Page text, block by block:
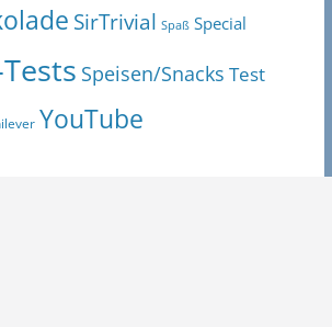
SirTrivial Spaß Special
Speisen/Snacks Test
YouTube